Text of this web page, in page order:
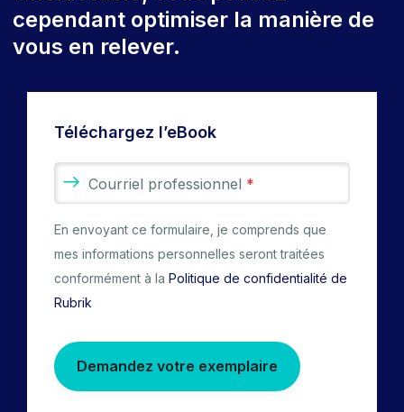
cependant optimiser la manière de
vous en relever.
Téléchargez l’eBook
Courriel professionnel *
En envoyant ce formulaire, je comprends que
mes informations personnelles seront traitées
conformément à la Politique de confidentialité de
Rubrik
Demandez votre exemplaire